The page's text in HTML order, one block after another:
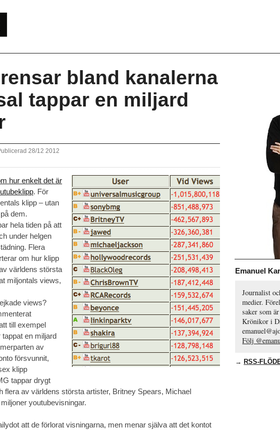
bland kanalerna
tappar en miljard
28/12 2012
hur enkelt det är
. För
klipp – utan
dem.
hela tiden på att
under helgen
Flera
om hur klipp
världens största
miljontals views,
views?
till exempel
en miljard
av
försvunnit,
klipp
tappar drygt
flera av världens största artister, Britney Spears, Michael
youtubevisningar.
att de förlorat visningarna, men menar själva att det kontot
Emanuel
Journalist
medier.
saker som
Krönikor i
Följ
→ RSS-